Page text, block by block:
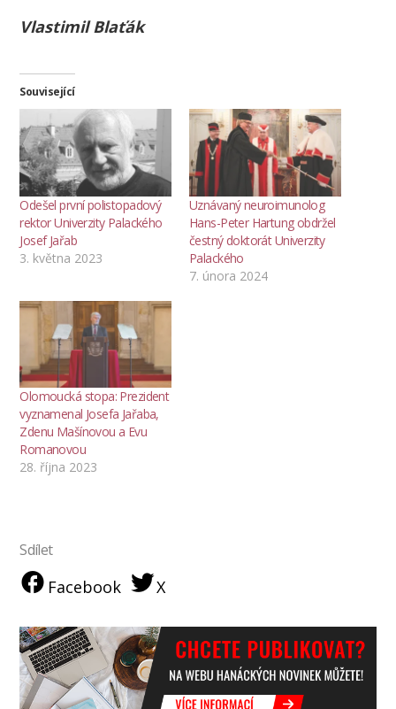
Vlastimil Blaťák
Související
Odešel první polistopadový
rektor Univerzity Palackého
Josef Jařab
3. května 2023
Uznávaný neuroimunolog
Hans-Peter Hartung obdržel
čestný doktorát Univerzity
Palackého
7. února 2024
Olomoucká stopa: Prezident
vyznamenal Josefa Jařaba,
Zdenu Mašínovou a Evu
Romanovou
28. října 2023
Sdílet
Facebook X